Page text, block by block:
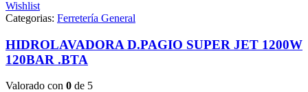
Wishlist
Categorias: Ferretería General
HIDROLAVADORA D.PAGIO SUPER JET 1200W
120BAR .BTA
Valorado con 0 de 5